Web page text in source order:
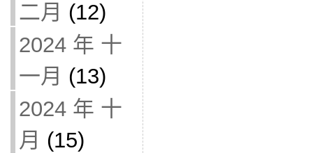
二月 (12)
2024 年 十
一月 (13)
2024 年 十
月 (15)